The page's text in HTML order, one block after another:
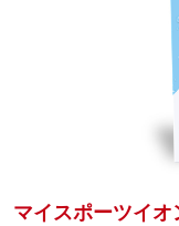
マイスポーツイ